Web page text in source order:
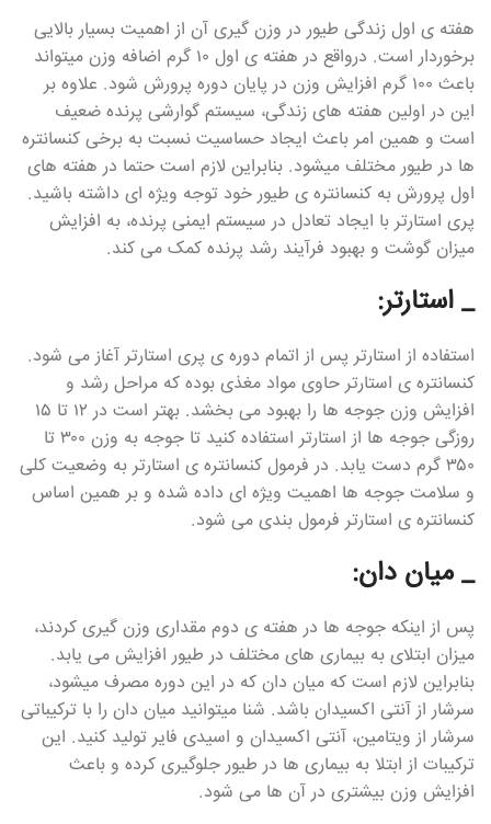
هفته ی اول زندگی طیور در وزن گیری آن از اهمیت بسیار بالایی
برخوردار است. درواقع در هفته ی اول ۱۰ گرم اضافه وزن میتواند
باعث ۱۰۰ گرم افزایش وزن در پایان دوره پرورش شود. علاوه بر
این در اولین هفته های زندگی، سیستم گوارشی پرنده ضعیف
است و همین امر باعث ایجاد حساسیت نسبت به برخی کنسانتره
ها در طیور مختلف میشود. بنابراین لازم است حتما در هفته های
اول پرورش به کنسانتره ی طیور خود توجه ویژه ای داشته باشید.
پری استارتر با ایجاد تعادل در سیستم ایمنی پرنده، به افزایش
میزان گوشت و بهبود فرآیند رشد پرنده کمک می کند.
_ استارتر:
استفاده از استارتر پس از اتمام دوره ی پری استارتر آغاز می شود.
کنسانتره ی استارتر حاوی مواد مغذی بوده که مراحل رشد و
افزایش وزن جوجه ها را بهبود می بخشد. بهتر است در ۱۲ تا ۱۵
روزگی جوجه ها از استارتر استفاده کنید تا جوجه به وزن ۳۰۰ تا
۳۵۰ گرم دست یابد. در فرمول کنسانتره ی استارتر به وضعیت کلی
و سلامت جوجه ها اهمیت ویژه ای داده شده و بر همین اساس
کنسانتره ی استارتر فرمول بندی می شود.
_ میان دان:
پس از اینکه جوجه ها در هفته ی دوم مقداری وزن گیری کردند،
میزان ابتلای به بیماری های مختلف در طیور افزایش می یابد.
بنابراین لازم است که میان دان که در این دوره مصرف میشود،
سرشار از آنتی اکسیدان باشد. شنا میتوانید میان دان را با ترکیباتی
سرشار از ویتامین، آنتی اکسیدان و اسیدی فایر تولید کنید. این
ترکیبات از ابتلا به بیماری ها در طیور جلوگیری کرده و باعث
افزایش وزن بیشتری در آن ها می شود.